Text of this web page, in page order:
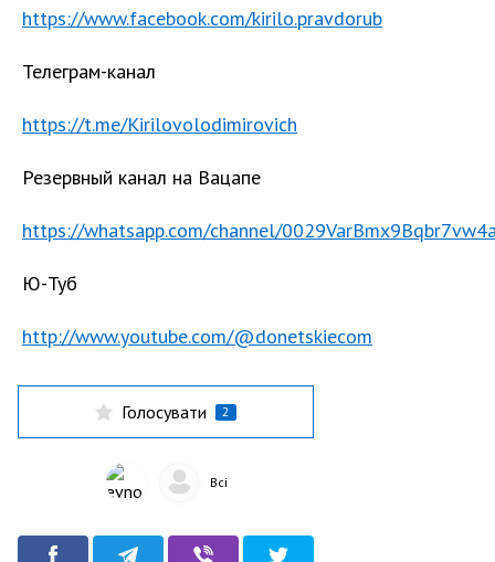
https://www.facebook.com/kirilo.pravdorub
Телеграм-канал
https://t.me/Kirilovolodimirovich
Резервный канал на Вацапе
https://whatsapp.com/channel/
Ю-Туб
http://www.youtube.com/@donetskiecom
Голосувати 2
Всі